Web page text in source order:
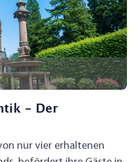
- Der
nur vier erhaltenen